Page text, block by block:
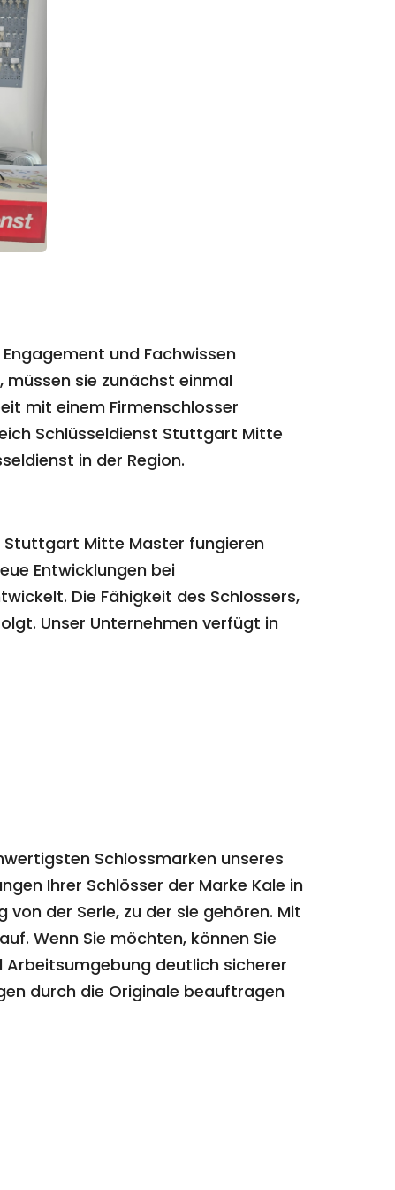
und Fachwissen
sie zunächst einmal
mit einem Firmenschlosser
Schlüsseldienst Stuttgart Mitte
in der Region.
Stuttgart Mitte Master fungieren
Entwicklungen bei
Die Fähigkeit des Schlossers,
Unser Unternehmen verfügt in
Schlossmarken unseres
Ihrer Schlösser der Marke Kale in
der Serie, zu der sie gehören. Mit
Wenn Sie möchten, können Sie
deutlich sicherer
durch die Originale beauftragen